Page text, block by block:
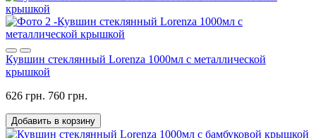
Кувшин стеклянный Lorenza 1000мл с металлической
крышкой
626 грн. 760 грн.
Добавить в корзину